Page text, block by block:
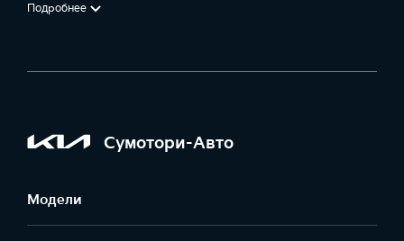
Подробнее
Сумотори-Авто
Модели